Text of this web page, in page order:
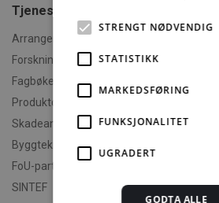
Tjenester fra SINTEF
Arrangementer og kurs
Forskningsrapporter
Fagbøker og nettkurs
Produktdokumentasjon
Skadeanalyse
Byggteknisk spesialrådgivning
FoU-partner
SINTEF
Hva
Finn
STRENGT NØDVENDIG
STATISTIKK
MARKEDSFØRING
FUNKSJONALITET
UGRADERT
GODTA ALLE